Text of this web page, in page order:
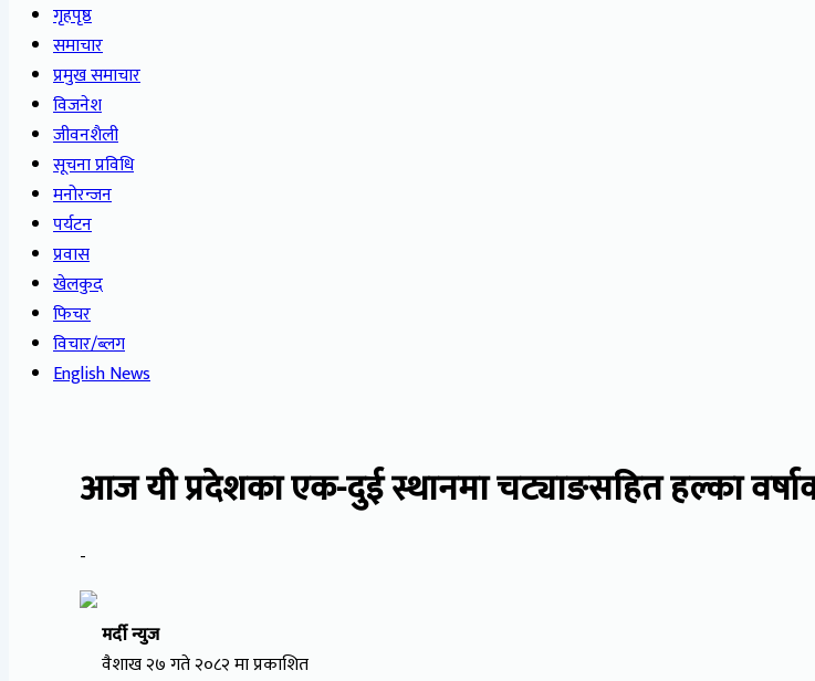
गृहपृष्ठ
समाचार
प्रमुख समाचार
विजनेश
जीवनशैली
सूचना प्रविधि
मनोरन्जन
पर्यटन
प्रवास
खेलकुद
फिचर
विचार/ब्लग
English News
आज यी प्रदेशका एक-दुई स्थानमा चट्याङसहित हल्का
-
मर्दी न्युज
वैशाख २७ गते २०८२ मा प्रकाशित